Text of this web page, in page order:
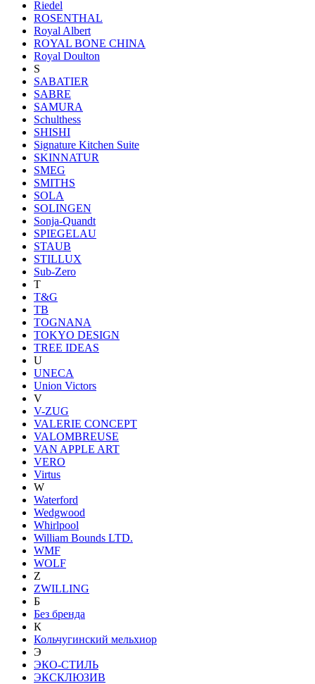
Riedel
ROSENTHAL
Royal Albert
ROYAL BONE CHINA
Royal Doulton
S
SABATIER
SABRE
SAMURA
Schulthess
SHISHI
Signature Kitchen Suite
SKINNATUR
SMEG
SMITHS
SOLA
SOLINGEN
Sonja-Quandt
SPIEGELAU
STAUB
STILLUX
Sub-Zero
T
T&G
TB
TOGNANA
TOKYO DESIGN
TREE IDEAS
U
UNECA
Union Victors
V
V-ZUG
VALERIE CONCEPT
VALOMBREUSE
VAN APPLE ART
VERO
Virtus
W
Waterford
Wedgwood
Whirlpool
William Bounds LTD.
WMF
WOLF
Z
ZWILLING
Б
Без бренда
К
Кольчугинский мельхиор
Э
ЭКО-СТИЛЬ
ЭКСКЛЮЗИВ